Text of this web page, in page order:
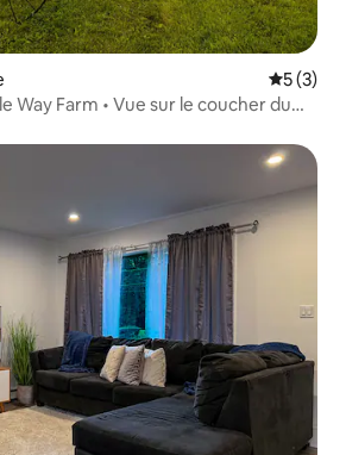
5 (3)
Way Farm • Vue sur le coucher du